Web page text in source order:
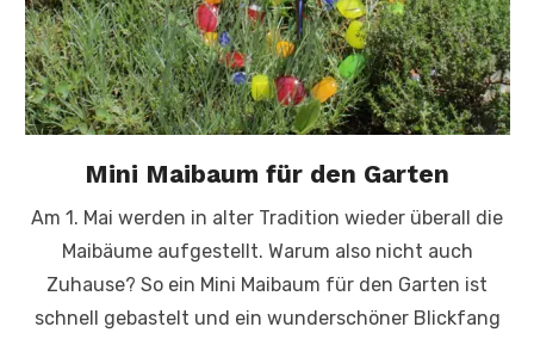
Mini Maibaum für den Garten
Am 1. Mai werden in alter Tradition wieder überall die
Maibäume aufgestellt. Warum also nicht auch
Zuhause? So ein Mini Maibaum für den Garten ist
schnell gebastelt und ein wunderschöner Blickfang